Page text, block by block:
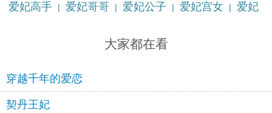
爱妃高手 | 爱妃哥哥 | 爱妃公子 | 爱妃宫女 |
爱妃
大家都在看
穿越千年的爱恋
契丹王妃